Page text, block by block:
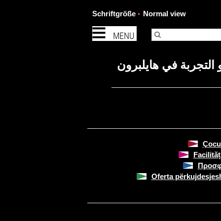
MENU
Schriftgröße Normal view
التجربة في هايلبرون
Oferta